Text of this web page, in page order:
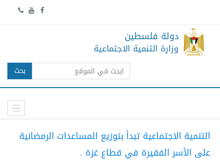
دولة فلسطين
وزارة التنمية الاجتماعية
بحث
التنمية الاجتماعية تبدأ بتوزيع المساعدات الرمضانية
على الأسر الفقيرة في قطاع غزة .